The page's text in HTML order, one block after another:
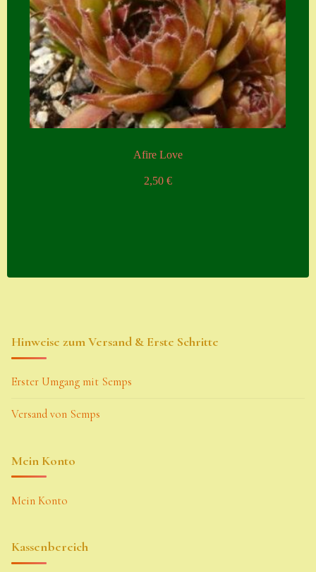
Afire Love
2,50 €
Hinweise zum Versand & Erste Schritte
Erster Umgang mit Semps
Versand von Semps
Mein Konto
Mein Konto
Kassenbereich